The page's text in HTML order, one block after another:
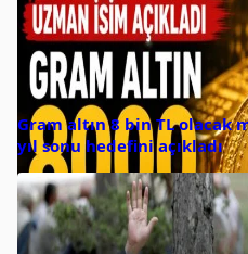
Gram altın 8 bin TL olacak
yıl sonu hedefini açıkladı